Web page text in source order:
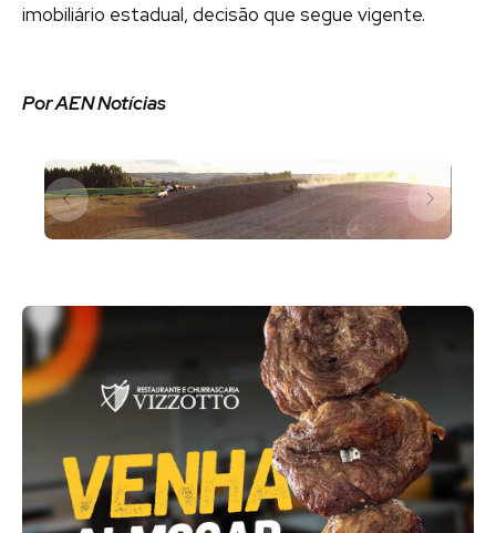
imobiliário estadual, decisão que segue vigente.
Por AEN Notícias